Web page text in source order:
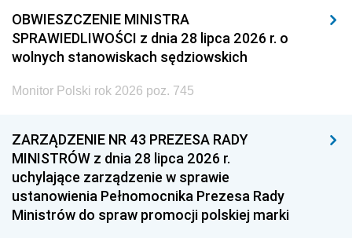
OBWIESZCZENIE MINISTRA
SPRAWIEDLIWOŚCI z dnia 28 lipca 2026 r. o
wolnych stanowiskach sędziowskich
Monitor Polski rok 2026 poz. 745
ZARZĄDZENIE NR 43 PREZESA RADY
MINISTRÓW z dnia 28 lipca 2026 r.
uchylające zarządzenie w sprawie
ustanowienia Pełnomocnika Prezesa Rady
Ministrów do spraw promocji polskiej marki